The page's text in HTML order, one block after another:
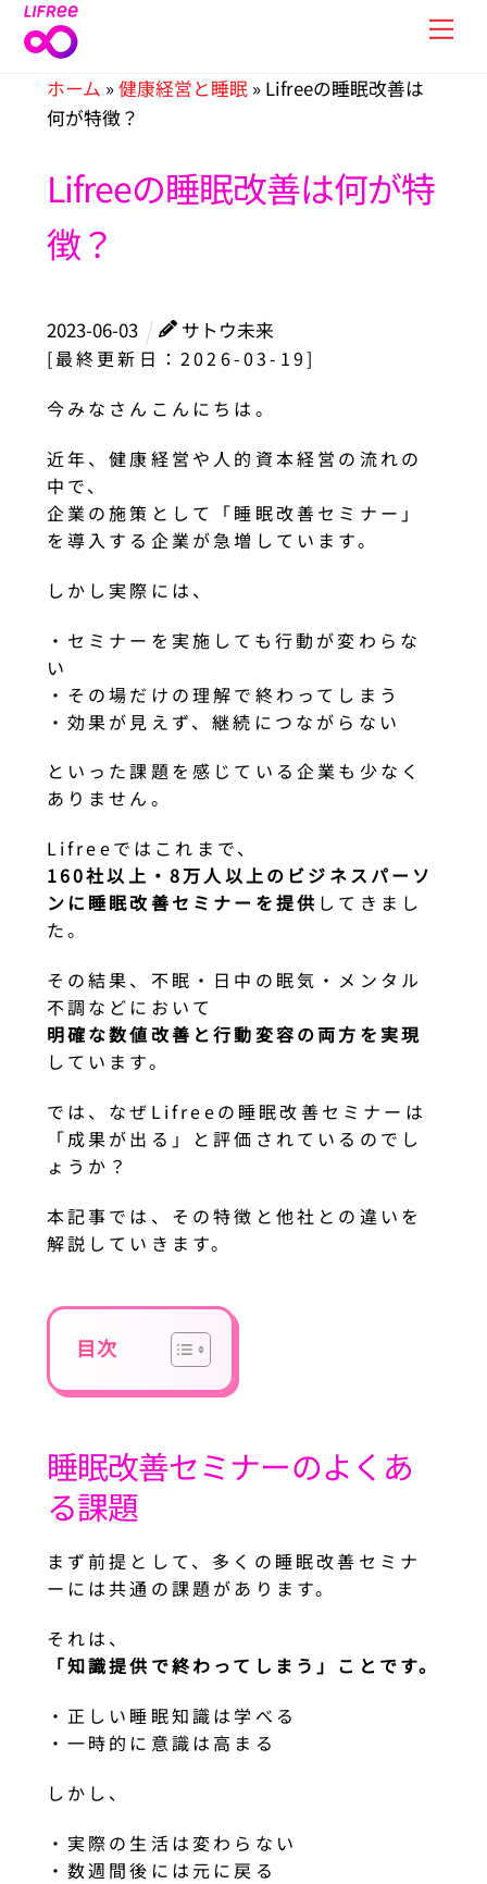
Skip
ホーム »健康経営と睡眠 »Lifreeの睡眠改善は
何が特徴？
Lifreeの睡眠改善は何が特
徴？
2023-06-03
サトウ未来
[最終更新日：2026-03-19]
今みなさんこんにちは。
近年、健康経営や人的資本経営の流れの
中で、
企業の施策として「睡眠改善セミナー」
を導入する企業が急増しています。
しかし実際には、
・セミナーを実施しても行動が変わらな
い
・その場だけの理解で終わってしまう
・効果が見えず、継続につながらない
といった課題を感じている企業も少なく
ありません。
Lifreeではこれまで、
160社以上・8万人以上のビジネスパーソ
ンに睡眠改善セミナーを提供 してきまし
た。
その結果、不眠・日中の眠気・メンタル
不調などにおいて
明確な数値改善と行動変容の両方を実現
しています。
では、なぜLifreeの睡眠改善セミナーは
「成果が出る」と評価されているのでし
ょうか？
本記事では、その特徴と他社との違いを
解説していきます。
目次
睡眠改善セミナーのよくあ
る課題
まず前提として、多くの睡眠改善セミナ
ーには共通の課題があります。
それは、
「知識提供で終わってしまう」ことです。
・正しい睡眠知識は学べる
・一時的に意識は高まる
しかし、
・実際の生活は変わらない
・数週間後には元に戻る